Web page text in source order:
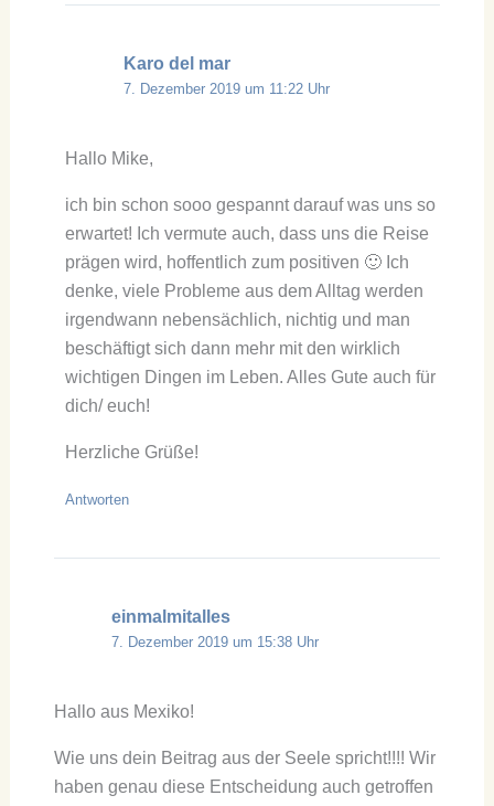
Karo del mar
7. Dezember 2019 um 11:22 Uhr
Hallo Mike,
ich bin schon sooo gespannt darauf was uns so
erwartet! Ich vermute auch, dass uns die Reise
prägen wird, hoffentlich zum positiven 🙂 Ich
denke, viele Probleme aus dem Alltag werden
irgendwann nebensächlich, nichtig und man
beschäftigt sich dann mehr mit den wirklich
wichtigen Dingen im Leben. Alles Gute auch für
dich/ euch!
Herzliche Grüße!
Antworten
einmalmitalles
7. Dezember 2019 um 15:38 Uhr
Hallo aus Mexiko!
Wie uns dein Beitrag aus der Seele spricht!!!! Wir
haben genau diese Entscheidung auch getroffen